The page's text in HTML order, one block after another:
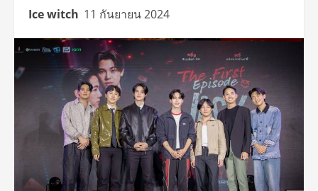
Ice witch 11 กันยายน 2024